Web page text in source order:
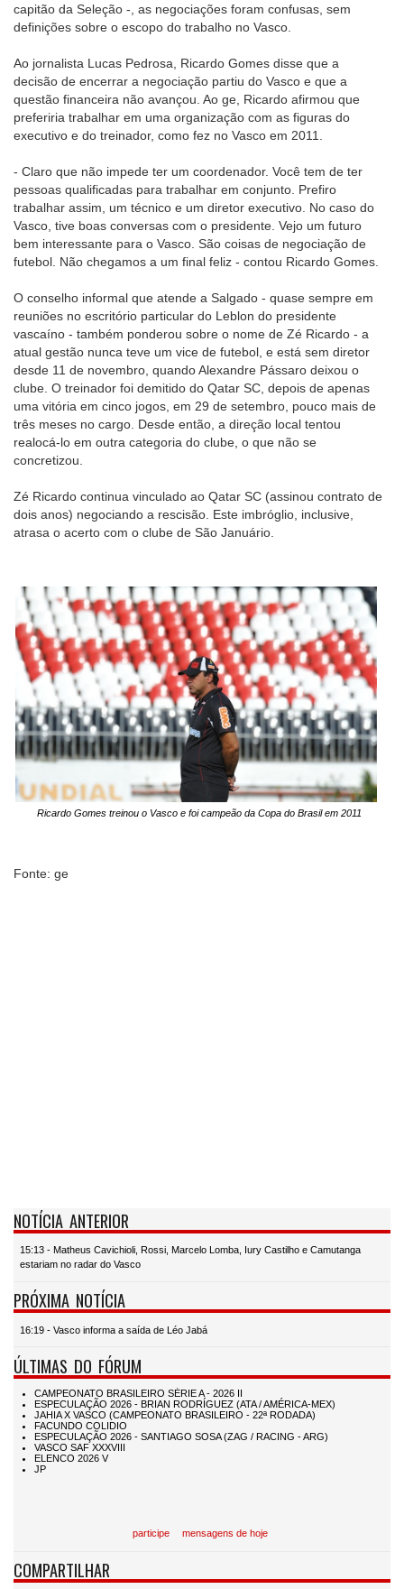
capitão da Seleção -, as negociações foram confusas, sem
definições sobre o escopo do trabalho no Vasco.
Ao jornalista Lucas Pedrosa, Ricardo Gomes disse que a
decisão de encerrar a negociação partiu do Vasco e que a
questão financeira não avançou. Ao ge, Ricardo afirmou que
preferiria trabalhar em uma organização com as figuras do
executivo e do treinador, como fez no Vasco em 2011.
- Claro que não impede ter um coordenador. Você tem de ter
pessoas qualificadas para trabalhar em conjunto. Prefiro
trabalhar assim, um técnico e um diretor executivo. No caso do
Vasco, tive boas conversas com o presidente. Vejo um futuro
bem interessante para o Vasco. São coisas de negociação de
futebol. Não chegamos a um final feliz - contou Ricardo Gomes.
O conselho informal que atende a Salgado - quase sempre em
reuniões no escritório particular do Leblon do presidente
vascaíno - também ponderou sobre o nome de Zé Ricardo - a
atual gestão nunca teve um vice de futebol, e está sem diretor
desde 11 de novembro, quando Alexandre Pássaro deixou o
clube. O treinador foi demitido do Qatar SC, depois de apenas
uma vitória em cinco jogos, em 29 de setembro, pouco mais de
três meses no cargo. Desde então, a direção local tentou
realocá-lo em outra categoria do clube, o que não se
concretizou.
Zé Ricardo continua vinculado ao Qatar SC (assinou contrato de
dois anos) negociando a rescisão. Este imbróglio, inclusive,
atrasa o acerto com o clube de São Januário.
Ricardo Gomes treinou o Vasco e foi campeão da Copa do Brasil em 2011
Fonte: ge
NOTÍCIA ANTERIOR
15:13 - Matheus Cavichioli, Rossi, Marcelo Lomba, Iury Castilho e Camutanga
estariam no radar do Vasco
PRÓXIMA NOTÍCIA
16:19 - Vasco informa a saída de Léo Jabá
ÚLTIMAS DO FÓRUM
participe mensagens de hoje
COMPARTILHAR